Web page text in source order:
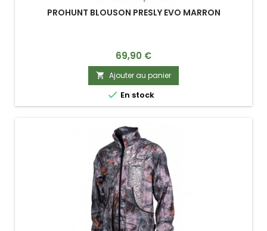
PROHUNT BLOUSON PRESLY EVO MARRON
Prix
69,90 €
 Ajouter au panier
 En stock